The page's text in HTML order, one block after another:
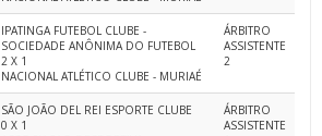
IPATINGA FUTEBOL CLUBE -
SOCIEDADE ANÔNIMA DO FUTEBOL
2 X 1
NACIONAL ATLÉTICO CLUBE - MURIAÉ
ÁRBITRO
ASSISTENTE
2
SÃO JOÃO DEL REI ESPORTE CLUBE
0 X 1
ÁRBITRO
ASSISTENTE